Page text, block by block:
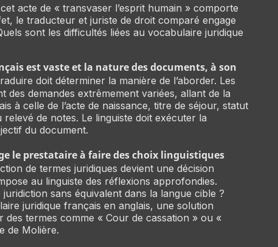
acte de « transvaser l’esprit humain » comporte
le traducteur et juriste de droit comparé engage
sont les difficultés liées au vocabulaire juridique
est vaste et la nature des documents, à son
doit déterminer la manière de l’aborder. Les
des demandes extrêmement variées, allant de la
à celle de l’acte de naissance, titre de séjour, statut
de notes. Le linguiste doit exécuter la
du document.
le prestataire à faire des choix linguistiques
de termes juridiques devient une décision
au linguiste des réflexions approfondies.
sans équivalent dans la langue cible ?
juridique français en anglais, une solution
des termes comme « Cour de cassation » ou «
de Molière.